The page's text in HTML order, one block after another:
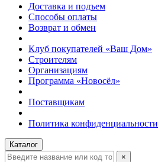
Доставка и подъем
Способы оплаты
Возврат и обмен
Клуб покупателей «Ваш Дом»
Строителям
Организациям
Программа «Новосёл»
Поставщикам
Политика конфиденциальности
Каталог
×